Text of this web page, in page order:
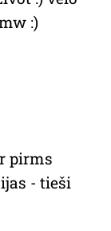
:)
pirms
- tieši